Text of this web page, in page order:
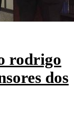
rodrigo
dos